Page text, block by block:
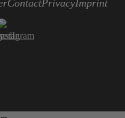
ContactPrivacyImprint